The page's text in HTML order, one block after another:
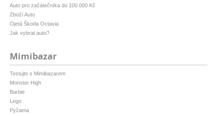
Auto pro začátečníka do 100 000 Kč
Zboží Auto
Ojetá Škoda Octavia
Jak vybrat auto?
Mimibazar
Testujte s Mimibazarem
Monster High
Barbie
Lego
Pyžama